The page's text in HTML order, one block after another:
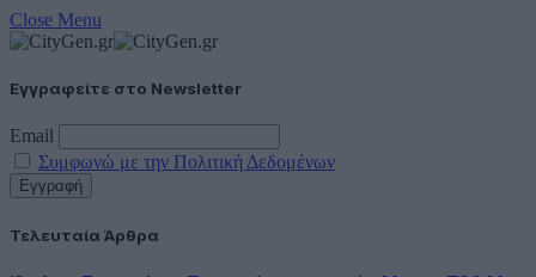
Close Menu
Εγγραφείτε στο Newsletter
Email
Συμφωνώ με την Πολιτική Δεδομένων
Τελευταία Άρθρα